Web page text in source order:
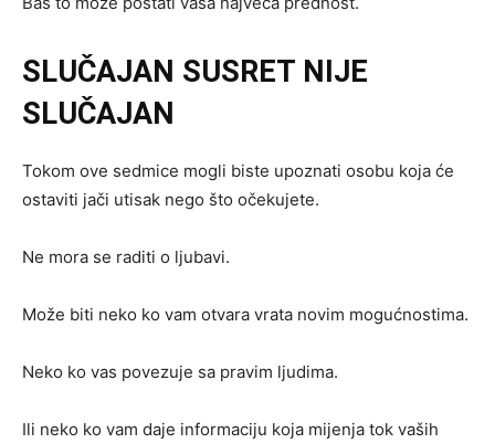
SLUČAJAN SUSRET NIJE
SLUČAJAN
Tokom ove sedmice mogli biste upoznati osobu koja će
ostaviti jači utisak nego što očekujete.
Ne mora se raditi o ljubavi.
Može biti neko ko vam otvara vrata novim mogućnostima.
Neko ko vas povezuje sa pravim ljudima.
Ili neko ko vam daje informaciju koja mijenja tok vaših